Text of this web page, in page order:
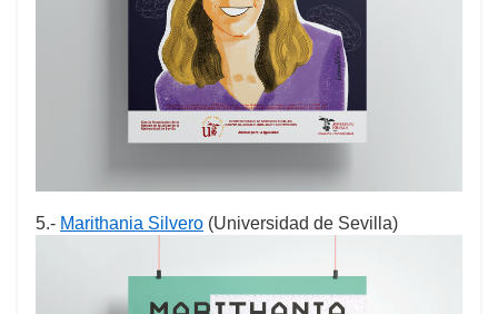
5.- Marithania Silvero (Universidad de Sevilla)